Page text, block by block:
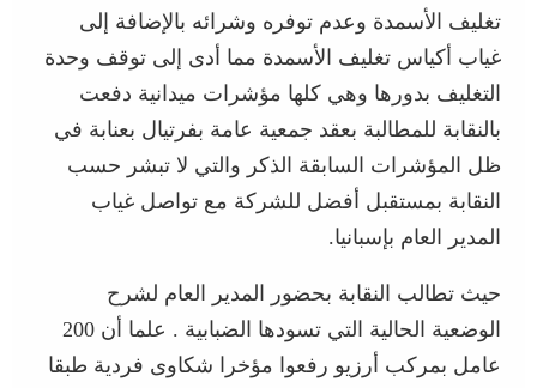
تغليف الأسمدة وعدم توفره وشرائه بالإضافة إلى
غياب أكياس تغليف الأسمدة مما أدى إلى توقف وحدة
التغليف بدورها وهي كلها مؤشرات ميدانية دفعت
بالنقابة للمطالبة بعقد جمعية عامة بفرتيال بعنابة في
ظل المؤشرات السابقة الذكر والتي لا تبشر حسب
النقابة بمستقبل أفضل للشركة مع تواصل غياب
المدير العام بإسبانيا.
حيث تطالب النقابة بحضور المدير العام لشرح
الوضعية الحالية التي تسودها الضبابية . علما أن 200
عامل بمركب أرزيو رفعوا مؤخرا شكاوى فردية طبقا